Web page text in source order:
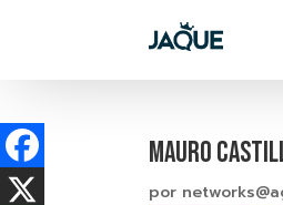
Mauro
por